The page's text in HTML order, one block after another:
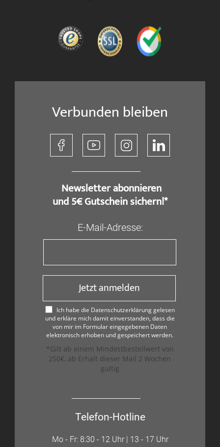
Verbunden bleiben
​ Newsletter abonnieren
und 5€ Gutschein sichern!*
E-Mail-Adresse:
Jetzt anmelden
Ich habe die Datenschutzerklärung gelesen
und erkläre mich damit einverstanden, dass die
von mir im Formular eingegebenen Daten
elektronisch erhoben und gespeichert werden.
*Gilt ab einem Mindestbestellwert von
250€, ab Erhalt dieser Mail 2 Wochen
gültig
Telefon-Hotline
Mo - Fr: 8:30 - 12 Uhr | 13 - 17 Uhr